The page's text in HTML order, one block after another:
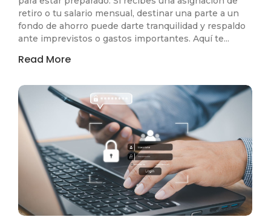
retiro o tu salario mensual, destinar una parte a un
fondo de ahorro puede darte tranquilidad y respaldo
ante imprevistos o gastos importantes. Aquí te...
Read More